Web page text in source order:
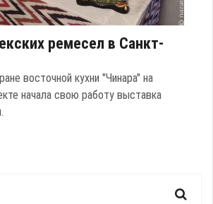
ремесел в Санкт-
восточной кухни "Чинара" на
начала свою работу выставка